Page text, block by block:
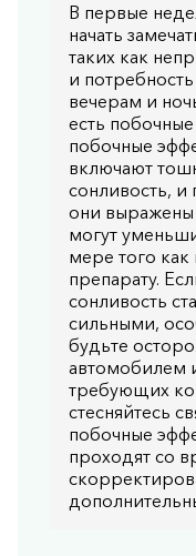
В первые
начать
таких как
и
вечерам и
есть
побочные
включают
сонливость,
они выражены
могут
мере того
препарату.
сонливость
сильными,
будьте
автомобилем
требующих
стесняйтесь
побочные
проходят со